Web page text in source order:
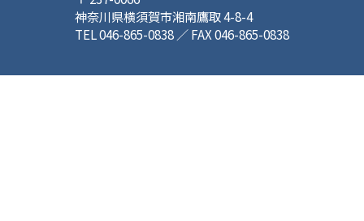
神奈川県横須賀市湘南鷹取 4-8-4
TEL 046-865-0838 ／ FAX 046-865-0838